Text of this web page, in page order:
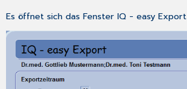
Es öffnet sich das FensterIQ - easy Export